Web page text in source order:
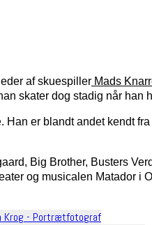
af skuespiller Mads
skater dog stadig når han
Han er blandt andet kendt
Big Brother, Busters
og musicalen Matador